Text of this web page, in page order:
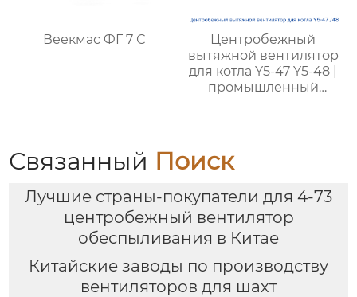
Веекмас ФГ 7 С
Центробежный
вытяжной вентилятор
для котла Y5-47 Y5-48 |
промышленный
для удаления пыли |
любого качества
Связанный Поиск
Лучшие страны-покупатели для 4-73
центробежный вентилятор
обеспыливания в Китае
Китайские заводы по производству
вентиляторов для шахт